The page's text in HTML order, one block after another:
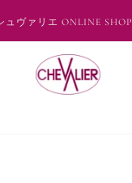
ュヴァリエ ONLINE SHOP